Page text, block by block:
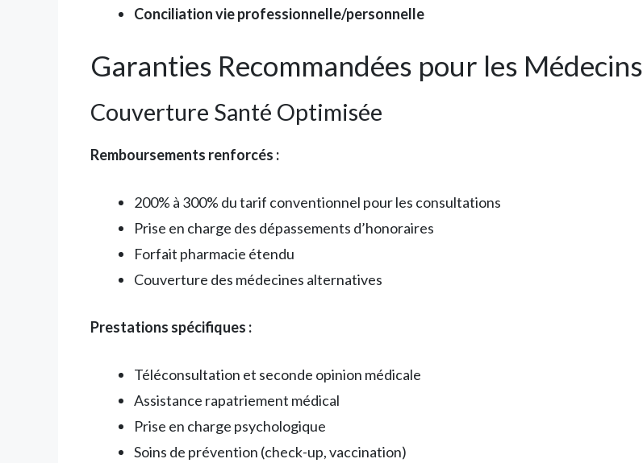
Conciliation vie professionnelle/personnelle
Garanties Recommandées pour les Médecins
Couverture Santé Optimisée
Remboursements renforcés :
200% à 300% du tarif conventionnel pour les consultations
Prise en charge des dépassements d’honoraires
Forfait pharmacie étendu
Couverture des médecines alternatives
Prestations spécifiques :
Téléconsultation et seconde opinion médicale
Assistance rapatriement médical
Prise en charge psychologique
Soins de prévention (check-up, vaccination)